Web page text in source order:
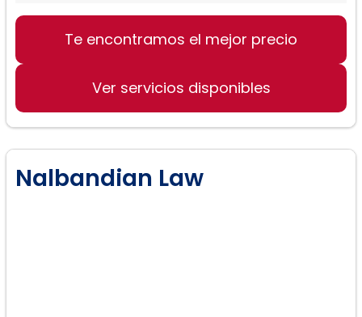
Te encontramos el mejor precio
Ver servicios disponibles
Nalbandian Law